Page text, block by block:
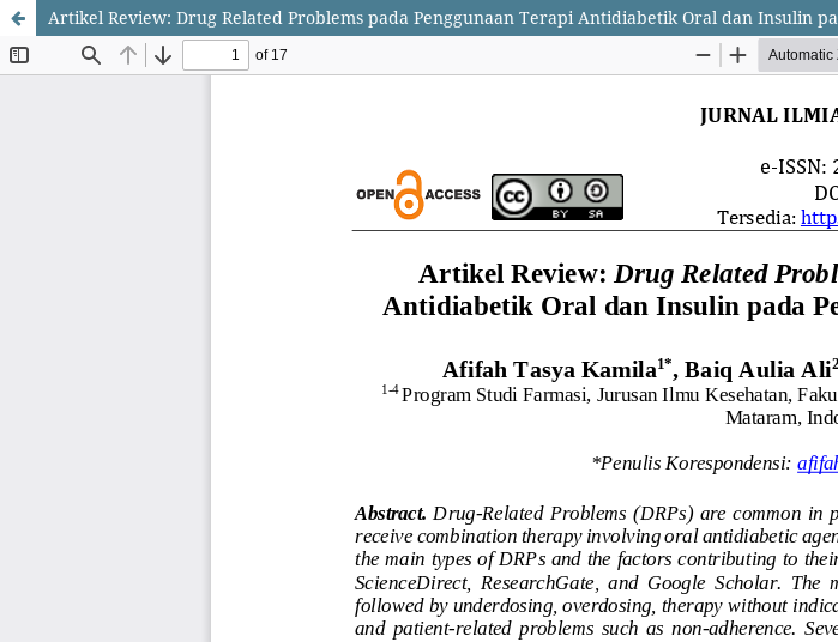
Artikel Review: Drug Related Problems pada Penggunaan Terapi Antidiabetik Oral dan Insulin